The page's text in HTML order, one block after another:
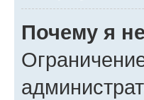
Почему я